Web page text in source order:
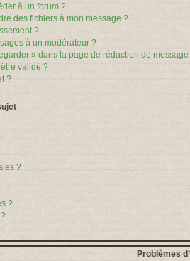
à un forum ?
des fichiers à mon message ?
?
à un modérateur ?
» dans la page de rédaction de message
validé ?
?
?
?
Problèmes